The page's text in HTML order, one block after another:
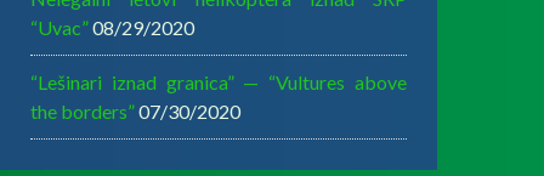
“Uvac”08/29/2020
“Lešinari iznad granica” — “Vultures above
the borders”07/30/2020